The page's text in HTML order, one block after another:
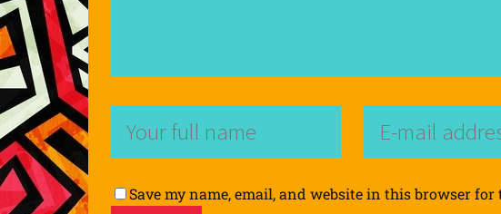
Save my name, email, and website in this browser